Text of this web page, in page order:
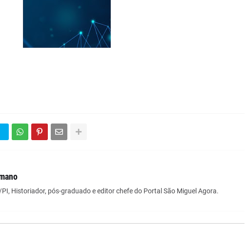
Historiador, pós-graduado e editor chefe do Portal São Miguel Agora.